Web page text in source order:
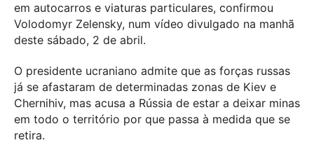
em autocarros e viaturas particulares, confirmou
Volodomyr Zelensky, num vídeo divulgado na manhã
deste sábado, 2 de abril.
O presidente ucraniano admite que as forças russas
já se afastaram de determinadas zonas de Kiev e
Chernihiv, mas acusa a Rússia de estar a deixar minas
em todo o território por que passa à medida que se
retira.